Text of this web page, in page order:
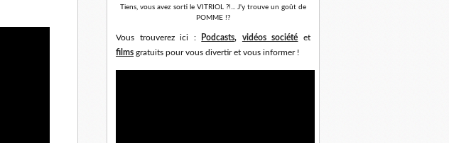
Tiens, vous avez sorti le VITRIOL ?!... J'y trouve un goût de
POMME !?
Vous trouverez ici : Podcasts, vidéos société et
films gratuits pour vous divertir et vous informer !